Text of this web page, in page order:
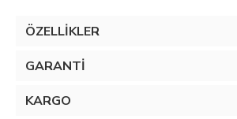
ÖZELLIKLER
GARANTI
KARGO